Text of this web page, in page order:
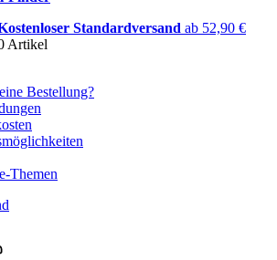
Standardversand ab 52,90 €
Artikel
Bestellung?
Themen